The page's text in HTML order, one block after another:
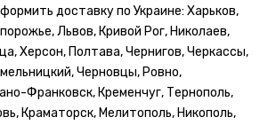
доставку по Украине: Харьков,
Львов, Кривой Рог, Николаев,
Херсон, Полтава, Чернигов, Черкассы,
Черновцы, Ровно,
Франковск, Кременчуг, Тернополь,
Краматорск, Мелитополь, Никополь,